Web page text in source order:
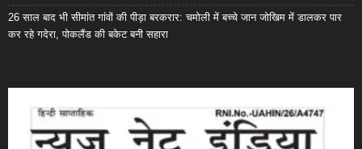
26 साल बाद भी सीमांत गांवों की पीड़ा बरकरार: चमोली में बच्चे जान जोखिम में डालकर पार
कर रहे गदेरा, पोकलैंड की बकेट बनी सहारा